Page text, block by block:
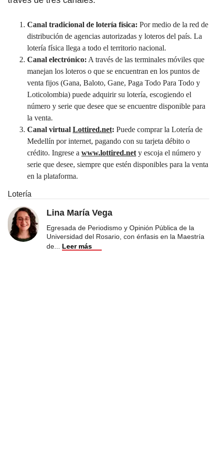
Canal tradicional de lotería física: Por medio de la red de
distribución de agencias autorizadas y loteros del país. La
lotería física llega a todo el territorio nacional.
Canal electrónico: A través de las terminales móviles que
manejan los loteros o que se encuentran en los puntos de
venta fijos (Gana, Baloto, Gane, Paga Todo Para Todo y
Loticolombia) puede adquirir su lotería, escogiendo el
número y serie que desee que se encuentre disponible para
la venta.
Canal virtual Lottired.net: Puede comprar la Lotería de
Medellín por internet, pagando con su tarjeta débito o
crédito. Ingrese a www.lottired.net y escoja el número y
serie que desee, siempre que estén disponibles para la venta
en la plataforma.
Lotería
Lina María Vega
Egresada de Periodismo y Opinión Pública de la
Universidad del Rosario, con énfasis en la Maestría
de
Leer más